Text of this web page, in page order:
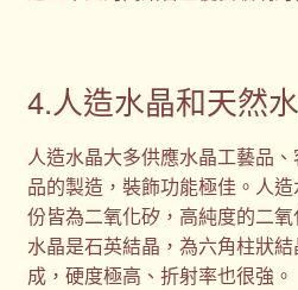
4.人造水晶和天然
人造水晶大多供應水晶工藝品
品的製造，裝飾功能極佳。人
份皆為二氧化矽，高純度的二
水晶是石英結晶，為六角柱狀
成，硬度極高、折射率也很強。